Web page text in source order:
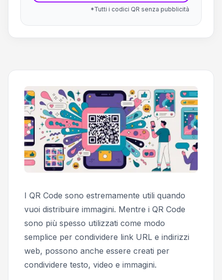
*Tutti i codici QR senza pubblicità
I QR Code sono estremamente utili quando
vuoi distribuire immagini. Mentre i QR Code
sono più spesso utilizzati come modo
semplice per condividere link URL e indirizzi
web, possono anche essere creati per
condividere testo, video e immagini.